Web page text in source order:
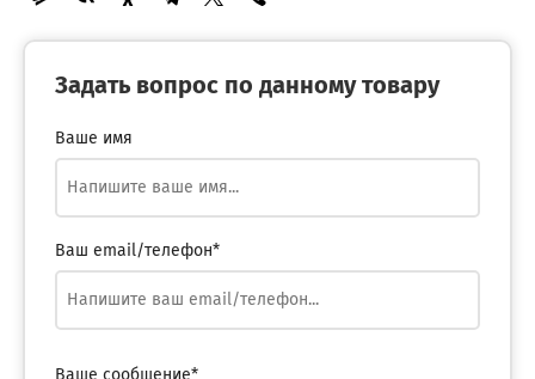
Задать вопрос по данному товару
Ваше имя
Ваш email/телефон*
Ваше сообщение*